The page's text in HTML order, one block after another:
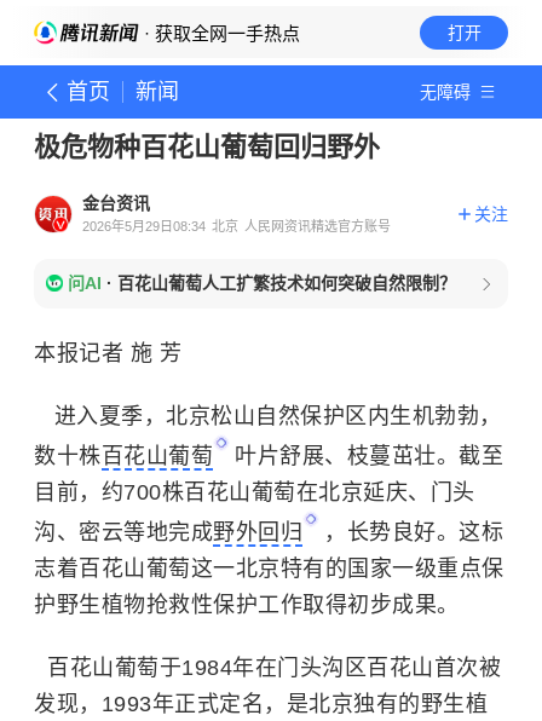
· 获取全网一手热点 打开
首页 新闻 无障碍
极危物种百花山葡萄回归野外
金台资讯
2026年5月29日08:34 北京 人民网资讯精选官方账号
关注
问AI · 百花山葡萄人工扩繁技术如何突破自然限制？
本报记者 施 芳
进入夏季，北京松山自然保护区内生机勃勃，
数十株 百花山葡萄
叶片舒展、枝蔓茁壮。截至
目前，约700株百花山葡萄在北京延庆、门头
沟、密云等地完成野外回归
，长势良好。这标
志着百花山葡萄这一北京特有的国家一级重点保
护野生植物抢救性保护工作取得初步成果。
百花山葡萄于1984年在门头沟区百花山首次被
发现，1993年正式定名，是北京独有的野生植